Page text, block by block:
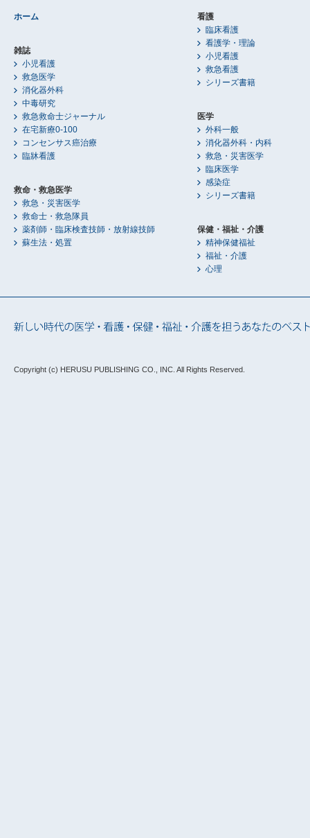
ホーム
雑誌
小児看護
救急医学
消化器外科
中毒研究
救急救命士ジャーナル
在宅新療0-100
コンセンサス癌治療
臨牀看護
救命・救急医学
救急・災害医学
救命士・救急隊員
薬剤師・臨床検査技師・放射線技師
蘇生法・処置
看護
臨床看護
看護学・理論
小児看護
救急看護
シリーズ書籍
医学
外科一般
消化器外科・内科
救急・災害医学
臨床医学
感染症
シリーズ書籍
保健・福祉・介護
精神保健福祉
福祉・介護
心理
Copyright (c) HERUSU PUBLISHING CO., INC. All Rights Reserved.